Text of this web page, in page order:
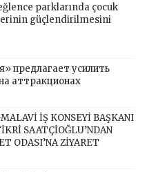
parklarında çocuk
güçlendirilmesini
предлагает усилить
аттракционах
İŞ KONSEYİ BAŞKANI
SAATÇİOĞLU’NDAN
ODASI’NA ZİYARET